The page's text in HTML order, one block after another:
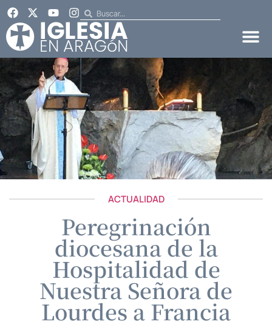
ACTUALIDAD
Peregrinación
diocesana de la
Hospitalidad de
Nuestra Señora de
Lourdes a Francia